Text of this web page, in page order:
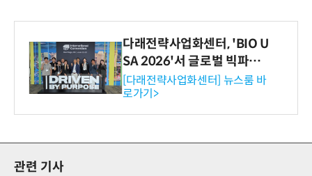
다래전략사업화센터, 'BIO U
SA 2026'서 글로벌 빅파마
와의 비즈니스 미팅 지원…K
-바이오 해외 진출 교두보 확
보
[다래전략사업화센터] 뉴스룸 바
로가기>
관련 기사